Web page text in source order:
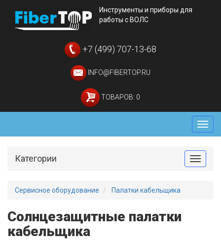
Инструменты и приборы для
работы с ВОЛС
+7 (499) 707-13-68
INFO@FIBERTOP.RU
ТОВАРОВ: 0
Меню
Toggle
Категории
Сервисное оборудование Палатки кабельщика
Солнцезащитные палатки
кабельщика